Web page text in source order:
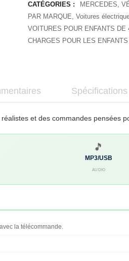
CATÉGORIES :
MERCEDES,
PAR MARQUE, Voitures
VOITURES POUR ENFANTS DE
CHARGES POUR LES
Spécifications
et des commandes pensées
🎵
MP3/USB
AUDIO
la télécommande.